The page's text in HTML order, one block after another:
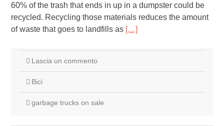
60% of the trash that ends in up in a dumpster could be
recycled. Recycling those materials reduces the amount
of waste that goes to landfills as […]
Lascia un commento
Bici
garbage trucks on sale